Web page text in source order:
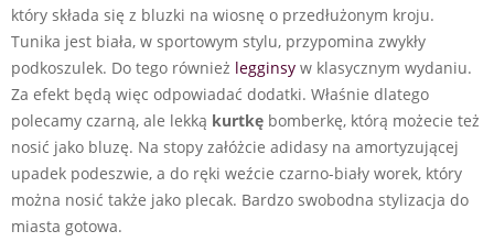
który składa się z bluzki na wiosnę o przedłużonym kroju.
Tunika jest biała, w sportowym stylu, przypomina zwykły
podkoszulek. Do tego również legginsy w klasycznym wydaniu.
Za efekt będą więc odpowiadać dodatki. Właśnie dlatego
polecamy czarną, ale lekką kurtkę bomberkę, którą możecie też
nosić jako bluzę. Na stopy załóżcie adidasy na amortyzującej
upadek podeszwie, a do ręki weźcie czarno-biały worek, który
można nosić także jako plecak. Bardzo swobodna stylizacja do
miasta gotowa.